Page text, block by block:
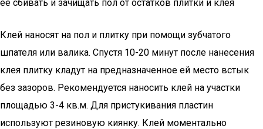
ее сбивать и зачищать пол от остатков плитки и клея
Клей наносят на пол и плитку при помощи зубчатого
шпателя или валика. Спустя 10-20 минут после нанесения
клея плитку кладут на предназначенное ей место встык
без зазоров. Рекомендуется наносить клей на участки
площадью 3-4 кв.м. Для пристукивания пластин
используют резиновую киянку. Клей моментально